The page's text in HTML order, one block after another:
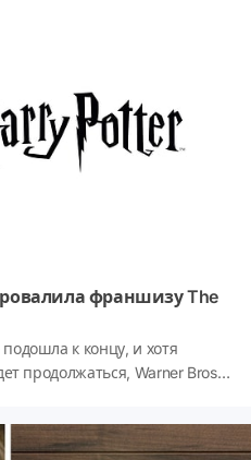
франшизу The
к концу, и хотя
продолжаться, Warner Bros.
магии в книге «Гарри
первой в серии из семи книг.